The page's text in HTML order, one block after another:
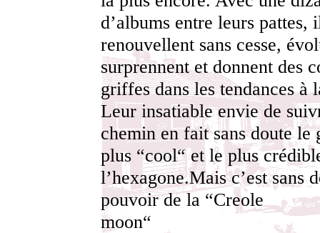
d’albums entre leurs pattes,
renouvellent sans cesse,
surprennent et donnent des
griffes dans les tendances à
Leur insatiable envie de
chemin en fait sans doute le
plus “cool“ et le plus
l’hexagone.Mais c’est sans
pouvoir de la “Creole
moon“